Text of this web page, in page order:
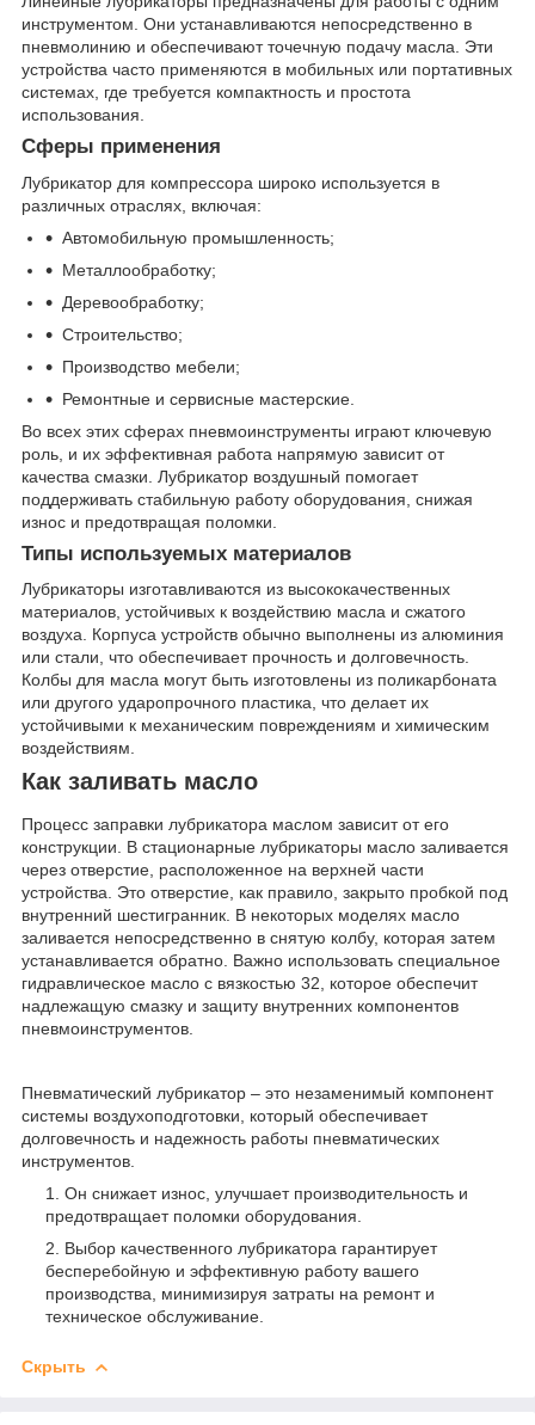
инструментом. Они устанавливаются непосредственно в
пневмолинию и обеспечивают точечную подачу масла. Эти
устройства часто применяются в мобильных или портативных
системах, где требуется компактность и простота
использования.
Сферы применения
Лубрикатор для компрессора широко используется в
различных отраслях, включая:
Автомобильную промышленность;
Металлообработку;
Деревообработку;
Строительство;
Производство мебели;
Ремонтные и сервисные мастерские.
Во всех этих сферах пневмоинструменты играют ключевую
роль, и их эффективная работа напрямую зависит от
качества смазки. Лубрикатор воздушный помогает
поддерживать стабильную работу оборудования, снижая
износ и предотвращая поломки.
Типы используемых материалов
Лубрикаторы изготавливаются из высококачественных
материалов, устойчивых к воздействию масла и сжатого
воздуха. Корпуса устройств обычно выполнены из алюминия
или стали, что обеспечивает прочность и долговечность.
Колбы для масла могут быть изготовлены из поликарбоната
или другого ударопрочного пластика, что делает их
устойчивыми к механическим повреждениям и химическим
воздействиям.
Как заливать масло
Процесс заправки лубрикатора маслом зависит от его
конструкции. В стационарные лубрикаторы масло заливается
через отверстие, расположенное на верхней части
устройства. Это отверстие, как правило, закрыто пробкой под
внутренний шестигранник. В некоторых моделях масло
заливается непосредственно в снятую колбу, которая затем
устанавливается обратно. Важно использовать специальное
гидравлическое масло с вязкостью 32, которое обеспечит
надлежащую смазку и защиту внутренних компонентов
пневмоинструментов.
Пневматический лубрикатор – это незаменимый компонент
системы воздухоподготовки, который обеспечивает
долговечность и надежность работы пневматических
инструментов.
Он снижает износ, улучшает производительность и
предотвращает поломки оборудования.
Выбор качественного лубрикатора гарантирует
бесперебойную и эффективную работу вашего
производства, минимизируя затраты на ремонт и
техническое обслуживание.
Скрыть